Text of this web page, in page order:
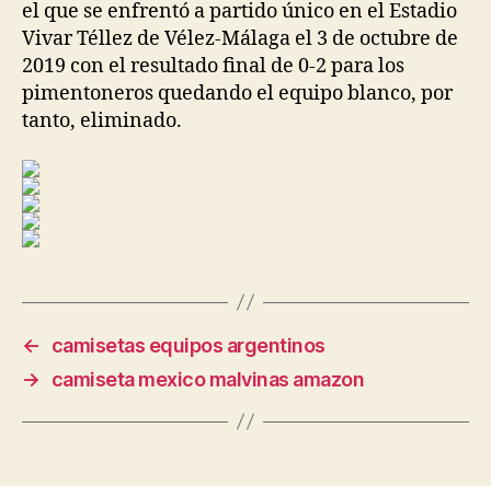
el que se enfrentó a partido único en el Estadio
Vivar Téllez de Vélez-Málaga el 3 de octubre de
2019 con el resultado final de 0-2 para los
pimentoneros quedando el equipo blanco, por
tanto, eliminado.
←
camisetas equipos argentinos
→
camiseta mexico malvinas amazon